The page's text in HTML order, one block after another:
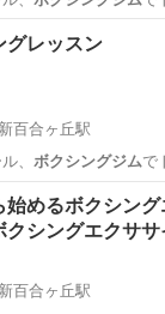
ヶ丘駅
グレッスン
百合ヶ丘駅
、 ボクシングジムで
ヶ丘駅 その他
始めるボクシン
クシングエクササ
百合ヶ丘駅